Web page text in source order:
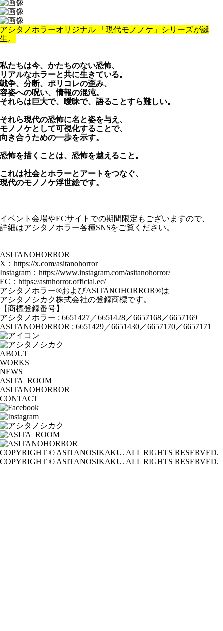
アシタノホラーオリジナル 「現代モノノケ」シリーズが誕
生。
私たちは今、かたちのない恐怖、
リアルなホラーと共に生きている。
戦争、分断、ポリコレの歪み、
容姿への呪い、情報の混沌。
それらは巨大で、曖昧で、語ることすら難しい。
それら現代の恐怖に名と姿を与え、
モノノケとして可視化することで、
向き合うための一歩を示す。
恐怖を描くことは、恐怖を越えること。
これは社会とホラーとアートをつなぐ、
現代のモノノケ浮世絵です。
イベント会場やECサイトでの期間限定もございますので、
詳細はアシタノホラー各種SNSをご覧ください。
ASITANOHORROR
X： https://x.com/asitanohorror
Instagram： https://www.instagram.com/asitanohorror/
EC ： https://astnhorror.official.ec/
アシタノホラー®およびASITANOHORROR®は
アシタノシカク株式会社の登録商標です。
【商標登録番号】
アシタノホラー : 6651427／6651428／6657168／6657169
ASITANOHORROR : 6651429／6651430／6657170／6657171
ABOUT
WORKS
NEWS
ASITA_ROOM
ASITANOHORROR
CONTACT
COPYRIGHT © ASITANOSIKAKU. ALL RIGHTS RESERVED.
COPYRIGHT © ASITANOSIKAKU. ALL RIGHTS RESERVED.